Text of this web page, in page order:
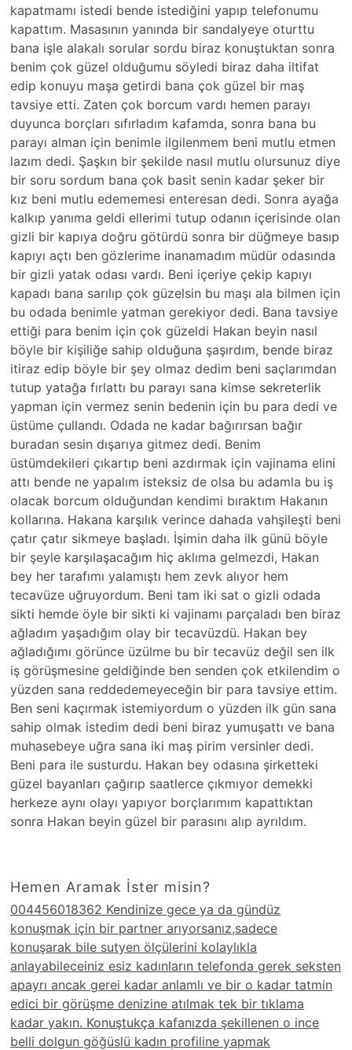
kapatmamı istedi bende istediğini yapıp telefonumu
kapattım. Masasının yanında bir sandalyeye oturttu
bana işle alakalı sorular sordu biraz konuştuktan sonra
benim çok güzel olduğumu söyledi biraz daha iltifat
edip konuyu maşa getirdi bana çok güzel bir maş
tavsiye etti. Zaten çok borcum vardı hemen parayı
duyunca borçları sıfırladım kafamda, sonra bana bu
parayı alman için benimle ilgilenmem beni mutlu etmen
lazım dedi. Şaşkın bir şekilde nasıl mutlu olursunuz diye
bir soru sordum bana çok basit senin kadar şeker bir
kız beni mutlu edememesi enteresan dedi. Sonra ayağa
kalkıp yanıma geldi ellerimi tutup odanın içerisinde olan
gizli bir kapıya doğru götürdü sonra bir düğmeye basıp
kapıyı açtı ben gözlerime inanamadım müdür odasında
bir gizli yatak odası vardı. Beni içeriye çekip kapıyı
kapadı bana sarılıp çok güzelsin bu maşı ala bilmen için
bu odada benimle yatman gerekiyor dedi. Bana tavsiye
ettiği para benim için çok güzeldi Hakan beyin nasıl
böyle bir kişiliğe sahip olduğuna şaşırdım, bende biraz
itiraz edip böyle bir şey olmaz dedim beni saçlarımdan
tutup yatağa fırlattı bu parayı sana kimse sekreterlik
yapman için vermez senin bedenin için bu para dedi ve
üstüme çullandı. Odada ne kadar bağırırsan bağır
buradan sesin dışarıya gitmez dedi. Benim
üstümdekileri çıkartıp beni azdırmak için vajinama elini
attı bende ne yapalım isteksiz de olsa bu adamla bu iş
olacak borcum olduğundan kendimi bıraktım Hakanın
kollarına. Hakana karşılık verince dahada vahşileşti beni
çatır çatır sikmeye başladı. İşimin daha ilk günü böyle
bir şeyle karşılaşacağım hiç aklıma gelmezdi, Hakan
bey her tarafımı yalamıştı hem zevk alıyor hem
tecavüze uğruyordum. Beni tam iki sat o gizli odada
sikti hemde öyle bir sikti ki vajinamı parçaladı ben biraz
ağladım yaşadığım olay bir tecavüzdü. Hakan bey
ağladığımı görünce üzülme bu bir tecavüz değil sen ilk
iş görüşmesine geldiğinde ben senden çok etkilendim o
yüzden sana reddedemeyeceğin bir para tavsiye ettim.
Ben seni kaçırmak istemiyordum o yüzden ilk gün sana
sahip olmak istedim dedi beni biraz yumuşattı ve bana
muhasebeye uğra sana iki maş pirim versinler dedi.
Beni para ile susturdu. Hakan bey odasına şirketteki
güzel bayanları çağırıp saatlerce çıkmıyor demekki
herkeze aynı olayı yapıyor borçlarımım kapattıktan
sonra Hakan beyin güzel bir parasını alıp ayrıldım.
Hemen Aramak İster misin?
004456018362 Kendinize gece ya da gündüz
konuşmak için bir partner arıyorsanız,sadece
konuşarak bile sutyen ölçülerini kolaylıkla
anlayabileceiniz esiz kadınların telefonda gerek seksten
apayrı ancak gerei kadar anlamlı ve bir o kadar tatmin
edici bir görüşme denizine atılmak tek bir tıklama
kadar yakın. Konuştukça kafanızda şekillenen o ince
belli dolgun göğüslü kadın profiline yapmak